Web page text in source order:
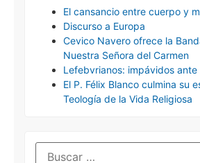
El cansancio entre cuerpo y
Discurso a Europa
Cevico Navero ofrece la
Nuestra Señora del Carmen
Lefebvrianos: impávidos ante
El P. Félix Blanco culmina su
Teología de la Vida Religiosa